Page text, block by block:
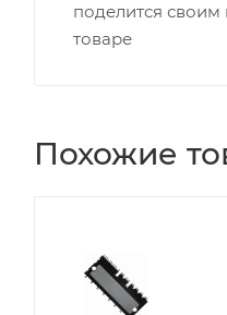
поделится
товаре
Похожие